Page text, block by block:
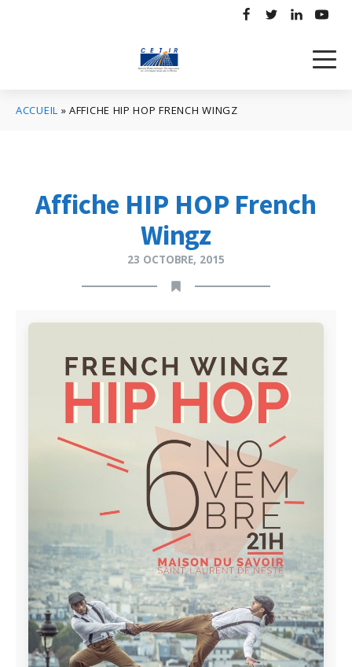
ACCUEIL »AFFICHE HIP HOP FRENCH WINGZ
Affiche HIP HOP French
Wingz
23 OCTOBRE, 2015